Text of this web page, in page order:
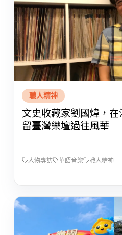
職人精神
文史收藏家劉國煒，
留臺灣樂壇過往風華
人物專訪 華語音樂 職人精神